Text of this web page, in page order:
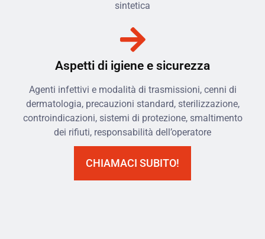
sintetica
Aspetti di igiene e sicurezza
Agenti infettivi e modalità di trasmissioni, cenni di
dermatologia, precauzioni standard, sterilizzazione,
controindicazioni, sistemi di protezione, smaltimento
dei rifiuti, responsabilità dell’operatore
CHIAMACI SUBITO!